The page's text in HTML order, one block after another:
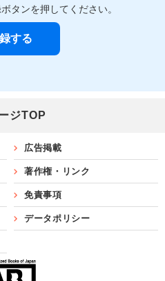
タンを押してください。
ジTOP
広告掲載
著作権・リンク
免責事項
データポリシー